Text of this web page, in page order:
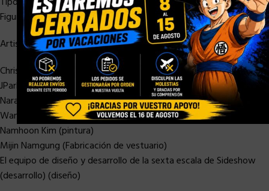
Figura de la sexta escala
Artistas
Chris Wooten (Esculpir)
JPark (esculpir)
Narae (esculpir)
Wan Lee (pintura)
Namhoon Kim (pintura)
Mijin Namgung (Fabricación de vestuario)
El equipo de diseño y desarrollo de la sexta escala de Sideshow
(desarrollo) (diseño)